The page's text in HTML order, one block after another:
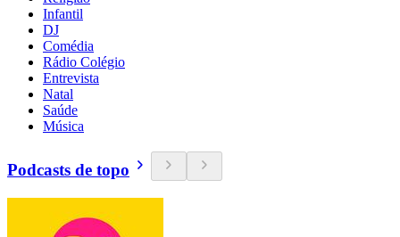
Infantil
DJ
Comédia
Rádio Colégio
Entrevista
Natal
Saúde
Música
Podcasts de topo